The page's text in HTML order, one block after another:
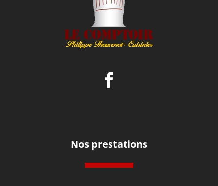
Nos prestations